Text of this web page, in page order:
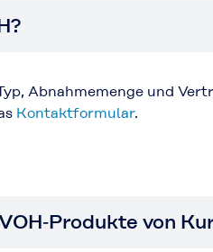
Abnahmemenge und
Kontaktformular.
von